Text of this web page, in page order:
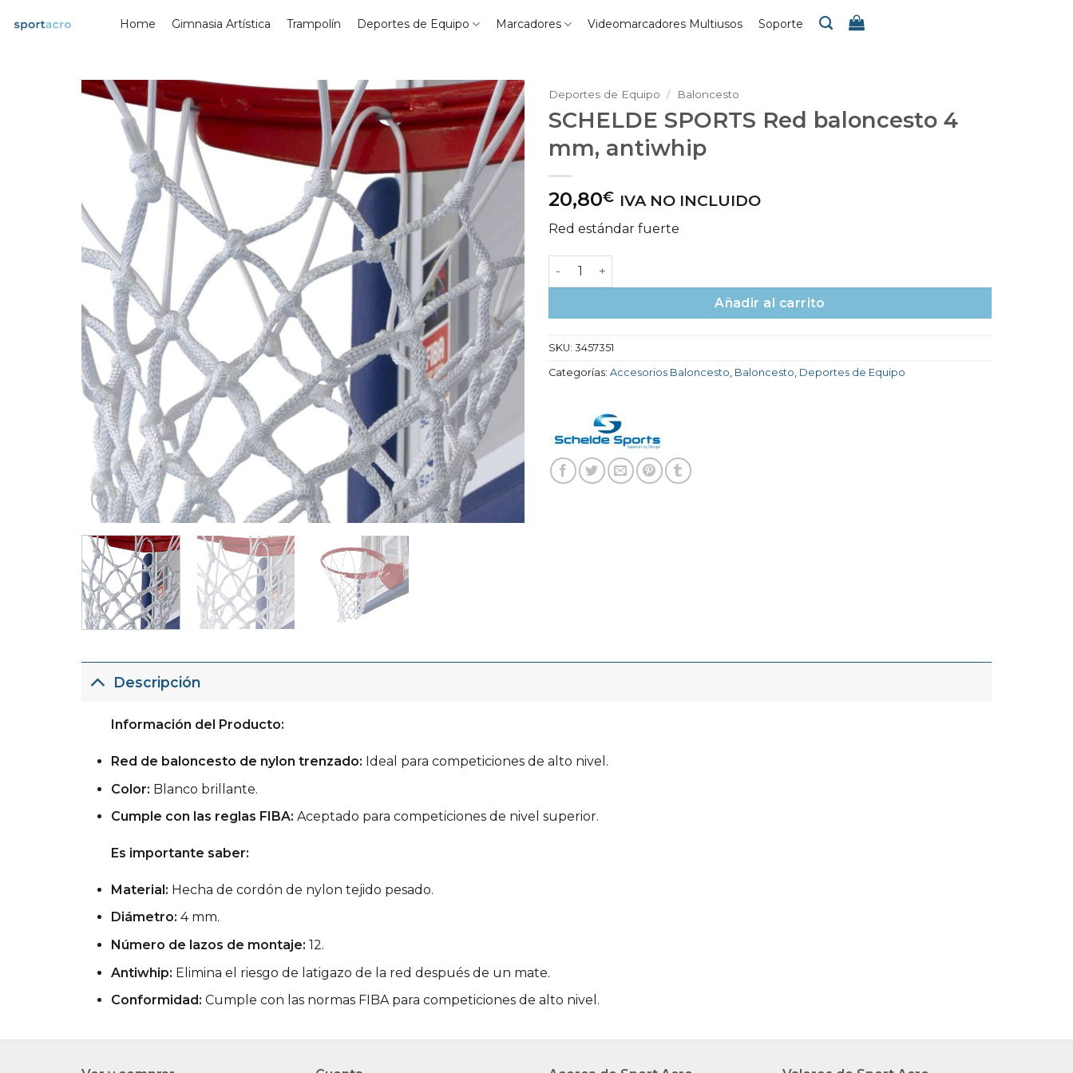
Home Gimnasia Artística Trampolín Deportes de Equipo Marcadores Videomarcadores Multiusos Soporte
Deportes de Equipo / Baloncesto
SCHELDE SPORTS Red baloncesto 4
mm, antiwhip
20,80€ IVA NO INCLUIDO
Red estándar fuerte
SCHELDE SPORTS Red baloncesto 4 mm, antiwhip cantidad
Añadir al carrito
SKU: 3457351
Categorías: Accesorios Baloncesto Baloncesto Deportes de Equipo
Descripción
Información del Producto:
Red de baloncesto de nylon trenzado: Ideal para competiciones de alto nivel.
Color: Blanco brillante.
Cumple con las reglas FIBA: Aceptado para competiciones de nivel superior.
Es importante saber:
Material: Hecha de cordón de nylon tejido pesado.
Diámetro: 4 mm.
Número de lazos de montaje: 12.
Antiwhip: Elimina el riesgo de latigazo de la red después de un mate.
Conformidad: Cumple con las normas FIBA para competiciones de alto nivel.